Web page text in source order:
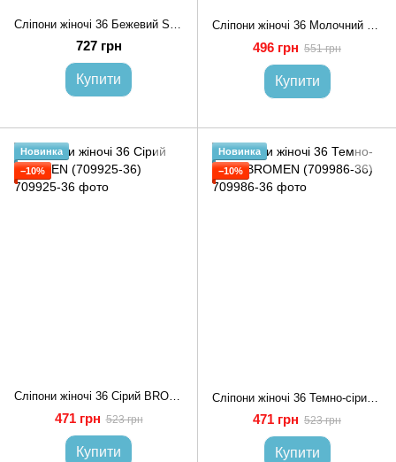
727 грн
Купити
Сліпони жіночі 36 Молочний MOLI (711451-36)
496 грн 551 грн
Купити
Новинка
−10%
Сліпони жіночі 36 Сірий BROMEN (709925-36)
471 грн 523 грн
Купити
Новинка
−10%
471 грн 523 грн
Купити